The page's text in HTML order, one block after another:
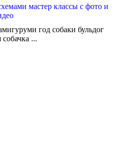
мастер классы с фото и
год собаки бульдог
собачка ...